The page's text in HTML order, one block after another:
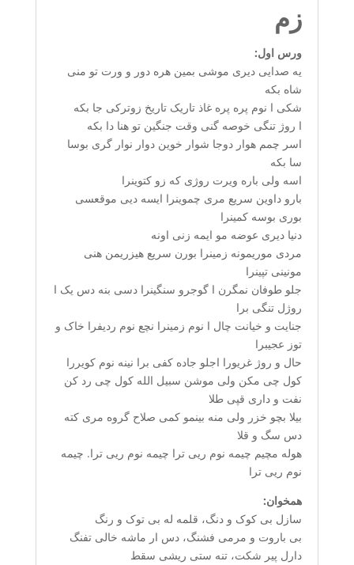
زم
ورس اول:
یه صدایی دیری موشی بمین هره دور و ورت تو منی
شاه بکه
شکی ا نوم پره پره غاذ تاریک تاریخ زوترکی جا بکه
ا روژ تنگی خوصه گنی وقت جنگین تو هنا دا بکه
اسر چمم هوار دوجا شوار خوین دوار نوار گری بوسا
سا بکه
اسه ولی باره ویرت روژی که زو کتوینرا
بارو داوین سریع مری چموینرا ایسه دیی موقعسی
بوری بوسه کمینرا
دنیا دیری عوضه مو ایمه زنی اونه
مردی موریمونه زمینرا بورن سریع هیزریمن هنی
مونینی تپینرا
جلو طوفان نمگرن ا گوجرو سنگینرا دسی بنه دس یک ا
روژل تنگی برا
جنایت و خیانت چال ا نوم زمینرا نچع نوم ردیفرا خاک و
توز عجیبرا
حال و روژ غریورا اجلو جاده کفی برا نینه نوم کویررا
کول چی مکن ولی موشن سبیل الله کول چی رد کن
نفت و داری قپی طلا
بیلا بچو خزر ولی منه بینمو کمی صلاح گروه مری کته
دس سگ و قلا
هوله مچیم چیمه نوم ریی ترا چیمه نوم ریی ترا. چیمه
نوم ریی ترا
همخوان:
سازل بی کوک و دنگ، قلمه له بی توک و رنگ
بی باروت و مرمی فشنگ، دس ار ماشه خالی تفنگ
دارل پیر شکت، تنه ستی ریشی سقط